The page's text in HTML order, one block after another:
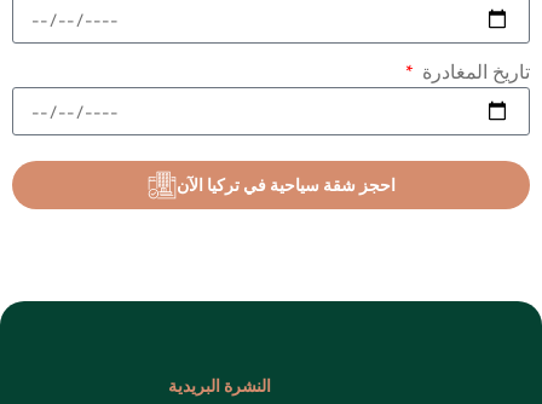
تاريخ المغادرة
احجز شقة سياحية في تركيا الآن
النشرة البريدية